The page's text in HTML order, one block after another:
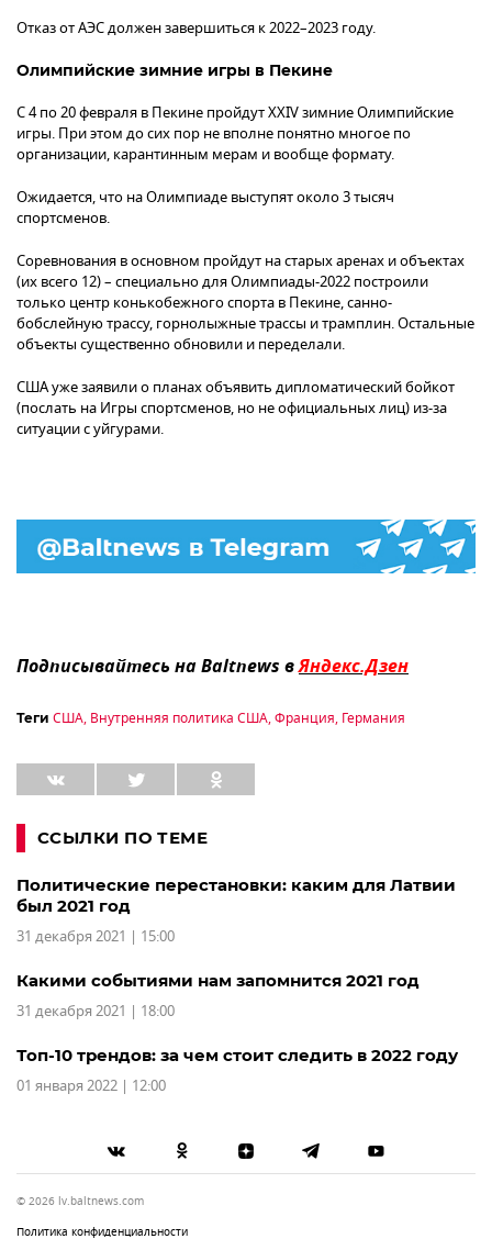
Отказ от АЭС должен завершиться к 2022–2023 году.
Олимпийские зимние игры в Пекине
С 4 по 20 февраля в Пекине пройдут XXIV зимние Олимпийские
игры. При этом до сих пор не вполне понятно многое по
организации, карантинным мерам и вообще формату.
Ожидается, что на Олимпиаде выступят около 3 тысяч
спортсменов.
Соревнования в основном пройдут на старых аренах и объектах
(их всего 12) – специально для Олимпиады-2022 построили
только центр конькобежного спорта в Пекине, санно-
бобслейную трассу, горнолыжные трассы и трамплин. Остальные
объекты существенно обновили и переделали.
США уже заявили о планах объявить дипломатический бойкот
(послать на Игры спортсменов, но не официальных лиц) из-за
ситуации с уйгурами.
Подписывайтесь на Baltnews вЯндекс.Дзен
Теги США, Внутренняя политика США,Франция, Германия
ССЫЛКИ ПО ТЕМЕ
Политические перестановки: каким для Латвии
был 2021 год
31 декабря 2021 | 15:00
Какими событиями нам запомнится 2021 год
31 декабря 2021 | 18:00
Топ-10 трендов: за чем стоит следить в 2022 году
01 января 2022 | 12:00
© 2026 lv.baltnews.com
Политика конфиденциальности